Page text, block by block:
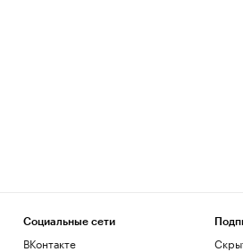
Социальные сети
ВКонтакте